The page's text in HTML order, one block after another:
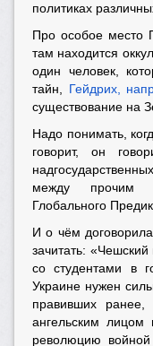
политиках
Про особое место
там находится
один человек,
тайн,
Гейдрих,
существование на
Надо понимать,
говорит, он
между прочим
Глобального
И о чём
зачитать:
со студентами в
Украине нужен
правивших
ангельским лицом
революцию войной